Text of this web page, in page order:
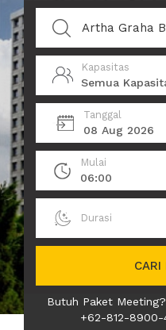
Kapasitas
Semua
Tanggal
08 Aug 2026
Mulai
06:00
Durasi
CARI
Butuh Paket
+62-812-8900-